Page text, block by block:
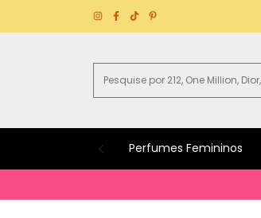
Perfumes Femininos